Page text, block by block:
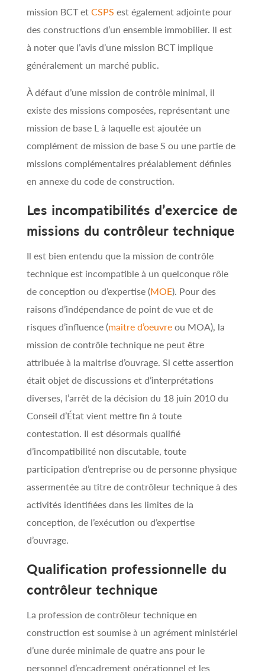
mission BCT et CSPS est également adjointe pour
des constructions d’un ensemble immobilier. Il est
à noter que l’avis d’une mission BCT implique
généralement un marché public.
À défaut d’une mission de contrôle minimal, il
existe des missions composées, représentant une
mission de base L à laquelle est ajoutée un
complément de mission de base S ou une partie de
missions complémentaires préalablement définies
en annexe du code de construction.
Les incompatibilités d’exercice de
missions du contrôleur technique
Il est bien entendu que la mission de contrôle
technique est incompatible à un quelconque rôle
de conception ou d’expertise (MOE). Pour des
raisons d’indépendance de point de vue et de
risques d’influence (maitre d’oeuvreou MOA), la
mission de contrôle technique ne peut être
attribuée à la maitrise d’ouvrage. Si cette assertion
était objet de discussions et d’interprétations
diverses, l’arrêt de la décision du 18 juin 2010 du
Conseil d’État vient mettre fin à toute
contestation. Il est désormais qualifié
d’incompatibilité non discutable, toute
participation d’entreprise ou de personne physique
assermentée au titre de contrôleur technique à des
activités identifiées dans les limites de la
conception, de l’exécution ou d’expertise
d’ouvrage.
Qualification professionnelle du
contrôleur technique
La profession de contrôleur technique en
construction est soumise à un agrément ministériel
d’une durée minimale de quatre ans pour le
personnel d’encadrement opérationnel et les